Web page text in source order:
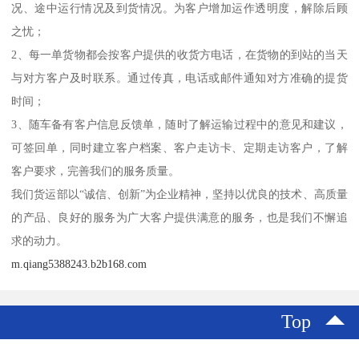
况、途中运行情况及到货情况。为客户增加运作透明度，解除后顾
之忧；
2、每一单货物都会按客户提供的收货方电话，在货物的到站的当天
与对方客户及时联系。通过传真，电话或邮件通知对方准确的提货
时间；
3、随车备有客户信息反馈单，随时了解运输过程中的意见和建议，
可签回单，同时建立客户档案、客户走访卡、定期走访客户，了解
客户要求，完善我们的服务质量。
我们货运部以“诚信、创新”为企业精神，坚持以优良的技术、高质量
的产品、良好的服务为广大客户提供满意的服务，也是我们不懈追
求的动力。
m.qiang5388243.b2b168.com
Top